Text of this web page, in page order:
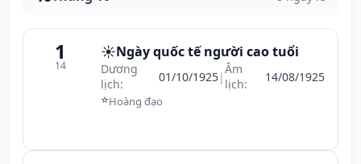
1
14
☀️Ngày quốc tế người cao tuổi
Dương
lịch:
01/10/1925|Âm
lịch:
14/08/1925
⭐Hoàng đạo